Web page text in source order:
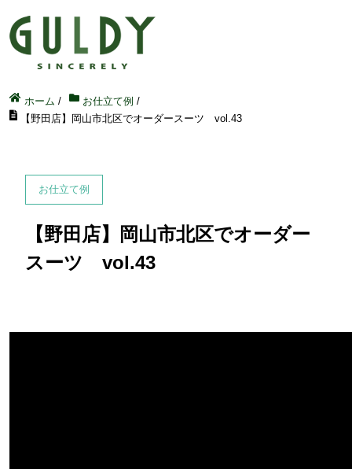
ホーム / お仕立て例 /
【野田店】岡山市北区でオーダースーツ vol.43
お仕立て例
【野田店】岡山市北区でオーダー
スーツ vol.43